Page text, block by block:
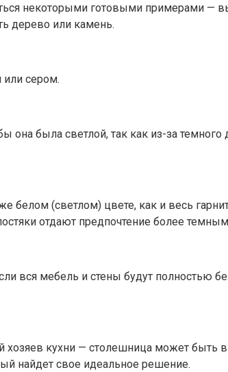
некоторыми готовыми примерами —
дерево или камень.
или сером.
была светлой, так как из-за темного
(светлом) цвете, как и весь
отдают предпочтение более
вся мебель и стены будут полностью
хозяев кухни — столешница может быть
найдет свое идеальное решение.